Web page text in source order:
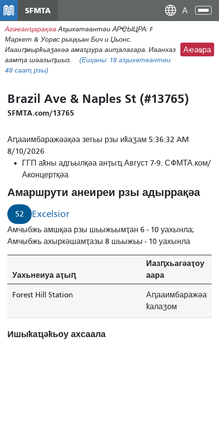
основному
содержаниу
SFMTA
Агәҽанҵарақәа Аҵыхәтәантәи АРҾЫЦРА: F
Маркет & Уорвс рыцқьан Бич и Џьонс.
Иааиԥмырҟьаӡакәа амаҵзура аиҭалагара. Иаанхаз
аамҭа шәазыԥшыз.
(Еиҳаны: 18 аҵыхәтәантәи
48 сааҭ рзы)
Аҽаҩра
Brazil Ave & Naples St (#13765)
SFMTA.com/13765
Аԥааимбаражәақәа зегьы рзы иҟаӡам 5:36:32 AM
8/10/2026
ГГП аҟны адгьылқәа анҭыҵ Август 7-9. СФМТА.ком/
Аконцертқәа
Амаршрути анеиреи рзы адыррақәа
52 Excelsior
Амчыбжь амшқәа рзы шьыжьымҭан 6 - 10 уахынла;
Амчыбжь ахыркәшамҭазы 8 шьыжьы - 10 уахынла
Уахьнеиуа аҭыԥ
Иазԥхьагәаҭоу
аара
Forest Hill Station
Аԥааимбаражәа
ҟалаӡом
Ишыҟаҵәҟьоу ахсаала